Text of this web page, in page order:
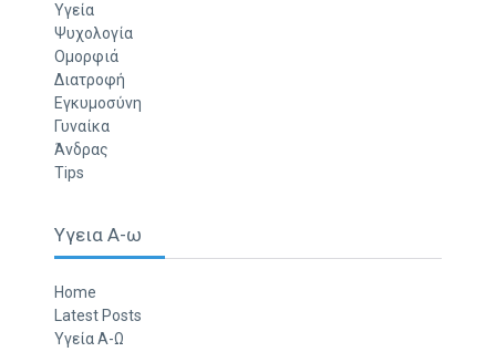
Υγεία
Ψυχολογία
Ομορφιά
Διατροφή
Εγκυμοσύνη
Γυναίκα
Άνδρας
Tips
Υγεια Α-ω
Home
Latest Posts
Υγεία Α-Ω